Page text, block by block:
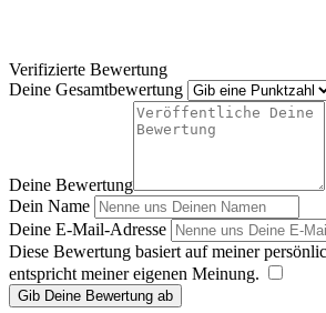
Verifizierte Bewertung
Deine Gesamtbewertung
Deine Bewertung
Dein Name
Deine E-Mail-Adresse
Diese Bewertung basiert auf meiner
entspricht meiner eigenen Meinung.
Gib Deine Bewertung ab